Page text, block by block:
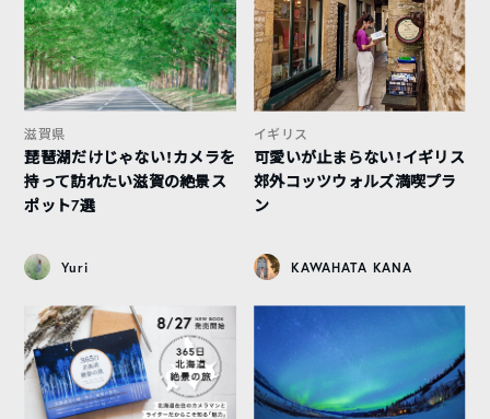
滋賀県
琵琶湖だけじゃない！カメラを
持って訪れたい滋賀の絶景ス
ポット7選
Yuri
イギリス
可愛いが止まらない！イギリス
郊外コッツウォルズ満喫プラ
ン
KAWAHATA KANA